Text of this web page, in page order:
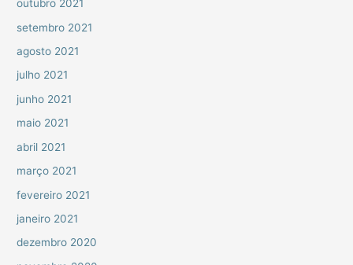
outubro 2021
setembro 2021
agosto 2021
julho 2021
junho 2021
maio 2021
abril 2021
março 2021
fevereiro 2021
janeiro 2021
dezembro 2020